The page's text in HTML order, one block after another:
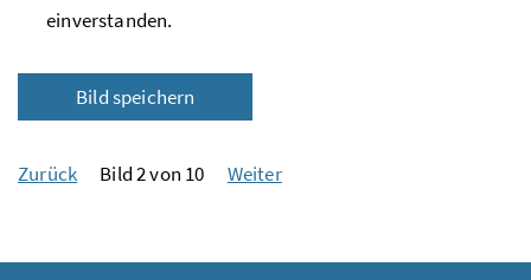
einverstanden.
Bild speichern
Zurück Bild 2 von 10 Weiter